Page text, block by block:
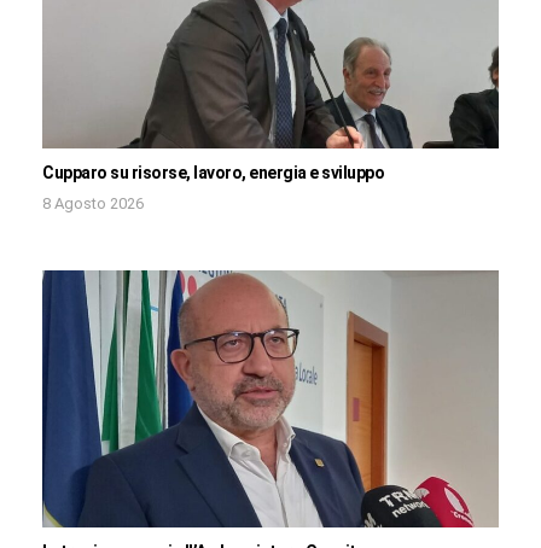
Cupparo su risorse, lavoro, energia e sviluppo
8 Agosto 2026